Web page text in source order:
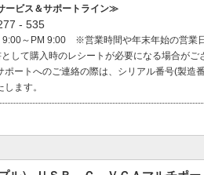
ビス＆サポートライン≫
- 535
9:00～PM 9:00 ※営業時間や年末年始の営業
して購入時のレシートが必要になる場合がご
ポートへのご連絡の際は、シリアル番号(製
ます。